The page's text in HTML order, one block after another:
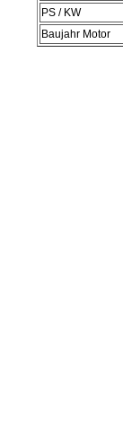
PS / KW
Baujahr Motor